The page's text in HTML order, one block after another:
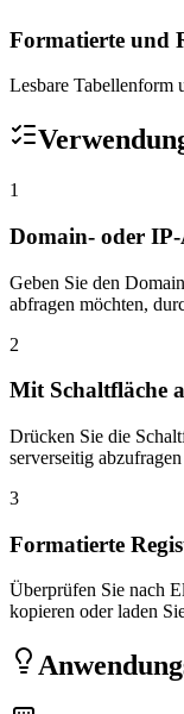
Formatierte und
Lesbare Tabellenform
1
Domain- oder IP-
Geben Sie den
abfragen möchten,
2
Mit Schaltfläche
Drücken Sie die
serverseitig
3
Formatierte
Überprüfen Sie nach
kopieren oder laden